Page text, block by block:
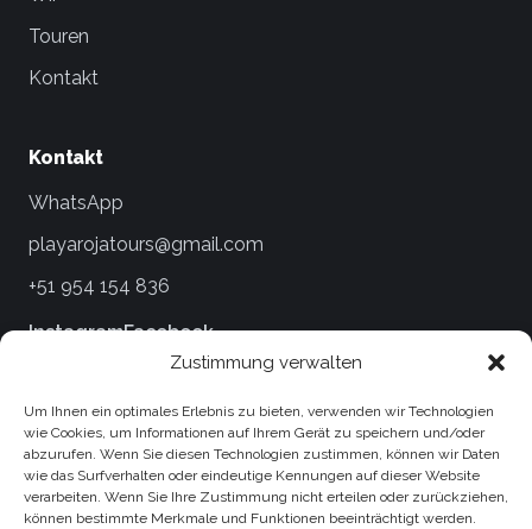
Zustimmung verwalten
Um Ihnen ein optimales Erlebnis zu bieten, verwenden wir Technologien
wie Cookies, um Informationen auf Ihrem Gerät zu speichern und/oder
abzurufen. Wenn Sie diesen Technologien zustimmen, können wir Daten
wie das Surfverhalten oder eindeutige Kennungen auf dieser Website
verarbeiten. Wenn Sie Ihre Zustimmung nicht erteilen oder zurückziehen,
können bestimmte Merkmale und Funktionen beeinträchtigt werden.
Touren
Kontakt
Kontakt
WhatsApp
playarojatours@gmail.com
+51 954 154 836
InstagramFacebook
Bedingungen und Konditionen
Datenschutzerklärungen